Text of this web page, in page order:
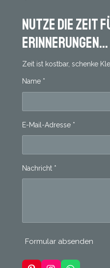
Nutze die
Erinnerungen...
Zeit ist kostbar, schenke
Name *
E-Mail-Adresse *
Nachricht *
Formular absenden